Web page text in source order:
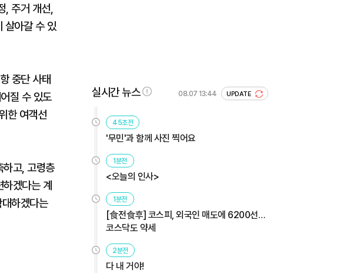
, 주거 개선,
살아갈 수 있
중단 사태
질 수 있도
한 여객선
하고, 고령층
겠다는 계
하겠다는
실시간 뉴스 08.07 13:44 UPDATE
45초전
'무민'과 함께 사진 찍어요
1분전
<오늘의 인사>
1분전
[食전食후] 코스피, 외국인 매도에 6200선…
코스닥도 약세
2분전
다 내 거야!